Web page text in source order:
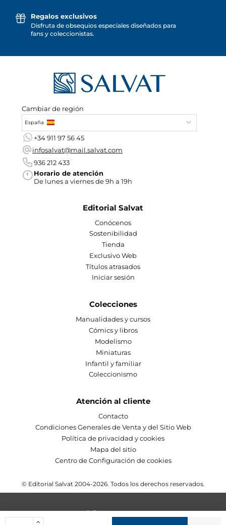
Regalos exclusivos
Disfruta de obsequios especiales diseñados para
fans y coleccionistas.
Cambiar de región
España
+34 911 97 56 45
infosalvat@mail.salvat.com
936 212 433
Horario de atención
De lunes a viernes de 9h a 19h
Editorial Salvat
Conócenos
Sostenibilidad
Tienda
Exclusivo Web
Títulos atrasados
Iniciar sesión
Colecciones
Manualidades y cursos
Cómics y libros
Modelismo
Miniaturas
Infantil y familiar
Coleccionismo
Atención al cliente
Contacto
Condiciones Generales de Venta y del Sitio Web
Política de privacidad y cookies
Mapa del sitio
Centro de Configuración de cookies
© Editorial Salvat 2004-2026. Todos los derechos reservados.